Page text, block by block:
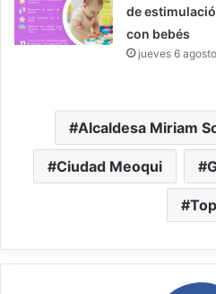
de
con bebés
jueves 6
Alcaldesa Miriam
Ciudad Meoqui
Top